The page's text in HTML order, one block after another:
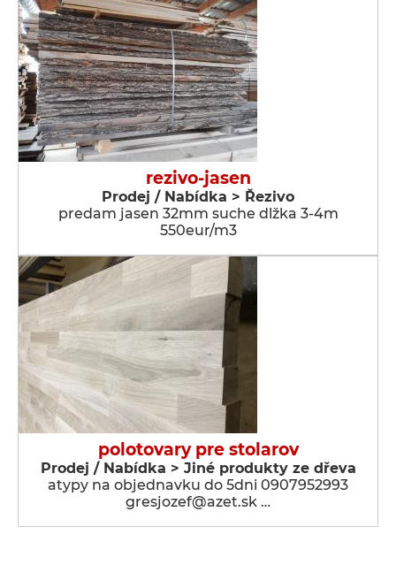
rezivo-jasen
Prodej / Nabídka > Řezivo
predam jasen 32mm suche dlžka 3-4m
550eur/m3
polotovary pre stolarov
Prodej / Nabídka > Jiné produkty ze dřeva
atypy na objednavku do 5dni 0907952993
gresjozef@azet.sk …